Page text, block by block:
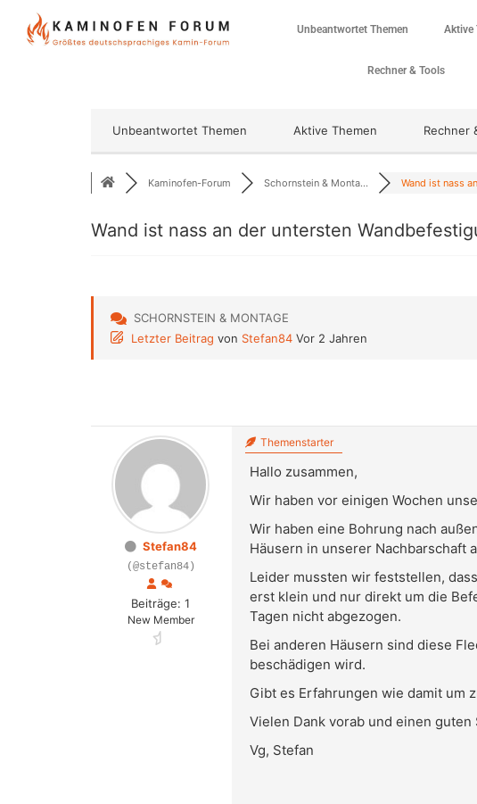
Unbeantwortet Themen Aktive
Rechner & Tools
Unbeantwortet Themen Aktive Themen Rechner
Kaminofen-Forum Schornstein & Monta... Wand ist nass
Wand ist nass an der untersten
SCHORNSTEIN & MONTAGE
Letzter Beitrag von Stefan84 Vor 2 Jahren
Stefan84
(@stefan84)
Beiträge: 1
New Member
Themenstarter
Hallo zusammen,
Wir haben vor einigen Wochen
Wir haben eine Bohrung nach
Häusern in unserer Nachbarschaft
Leider mussten wir feststellen,
erst klein und nur direkt um die
Tagen nicht abgezogen.
Bei anderen Häusern sind diese
beschädigen wird.
Gibt es Erfahrungen wie damit um
Vielen Dank vorab und einen guten
Vg, Stefan